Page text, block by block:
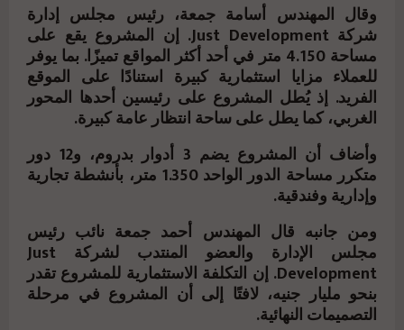
وقال المهندس أسامة جمعة، رئيس مجلس إدارة
شركة Just Development. إن المشروع يقع على
مساحة 4.150 متر في أحد أكثر المواقع تميزًا. بما يوفر
للعملاء مزايا استثمارية كبيرة استنادًا على الموقع
الفريد. إذ يُطل المشروع على رئيسين أحدها المحور
الغربي، كما يطل على ساحة انتظار عامة كبيرة.
وأضاف أن المشروع يضم 3 أدوار بدروم، و12 دور
متكرر مساحة الدور الواحد 1.350 متر، بأنشطة تجارية
وإدارية وفندقية.
ومن جانبه قال المهندس أحمد جمعة نائب رئيس
مجلس الإدارة والعضو المنتدب لشركة Just
Development. إن التكلفة الاستثمارية للمشروع تقدر
بنحو مليار جنيه، لافتًا إلى أن المشروع في مرحلة
التصميمات النهائية.